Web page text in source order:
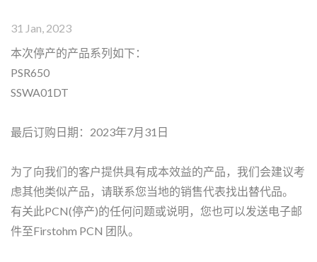
31 Jan, 2023
本次停产的产品系列如下：
PSR650
SSWA01DT
最后订购日期：2023年7月31日
为了向我们的客户提供具有成本效益的产品，我们会建议考
虑其他类似产品，请联系您当地的销售代表找出替代品。
有关此PCN(停产)的任何问题或说明，您也可以发送电子邮
件至Firstohm PCN 团队。